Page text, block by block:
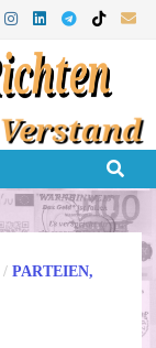
/PARTEIEN,